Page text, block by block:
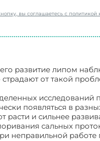
вы соглашаетесь с политикой
развитие липом
от такой
исследований
появляться в
и сильнее
сальных
неправильной работе